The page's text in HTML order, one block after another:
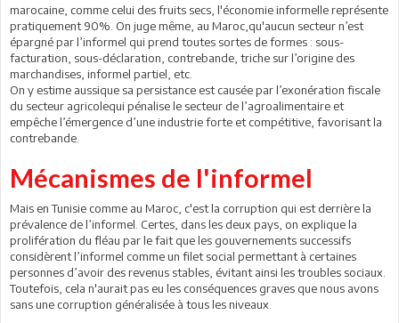
marocaine, comme celui des fruits secs, l'économie informelle représente
pratiquement 90%. On juge même, au Maroc,qu'aucun secteur n’est
épargné par l’informel qui prend toutes sortes de formes : sous-
facturation, sous-déclaration, contrebande, triche sur l’origine des
marchandises, informel partiel, etc.
On y estime aussique sa persistance est causée par l’exonération fiscale
du secteur agricolequi pénalise le secteur de l’agroalimentaire et
empêche l’émergence d’une industrie forte et compétitive, favorisant la
contrebande.
Mécanismes de l'informel
Mais en Tunisie comme au Maroc, c'est la corruption qui est derrière la
prévalence de l’informel. Certes, dans les deux pays, on explique la
prolifération du fléau par le fait que les gouvernements successifs
considèrent l’informel comme un filet social permettant à certaines
personnes d’avoir des revenus stables, évitant ainsi les troubles sociaux.
Toutefois, cela n'aurait pas eu les conséquences graves que nous avons
sans une corruption généralisée à tous les niveaux.